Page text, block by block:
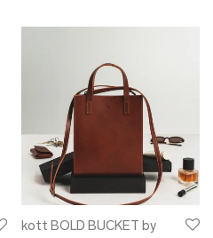
kott BOLD BUCKET by